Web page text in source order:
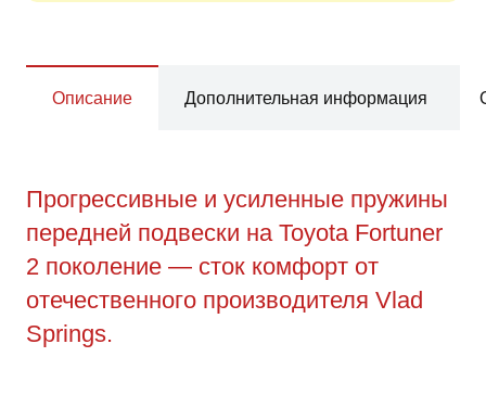
Описание Дополнительная информация
Прогрессивные и усиленные пружины
передней подвески на Toyota Fortuner
2 поколение — сток комфорт от
отечественного производителя Vlad
Springs.